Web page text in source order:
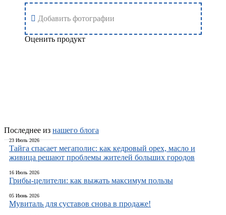
Добавить фотографии
Оценить продукт
Последнее из нашего блога
23 Июль 2026
Тайга спасает мегаполис: как кедровый орех, масло и
живица решают проблемы жителей больших городов
16 Июль 2026
Грибы-целители: как выжать максимум пользы
05 Июнь 2026
Мувиталь для суставов снова в продаже!